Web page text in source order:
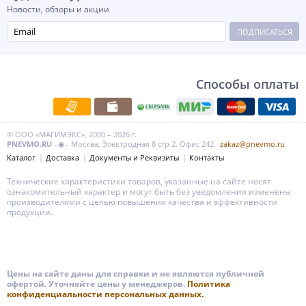
Новости, обзоры и акции
ПОДПИСАТЬСЯ
Способы оплаты
© ООО «МАГИМЭКС», 2000 – 2026 г.
PNEVMO.RU –◉– Москва, Электродная 8 стр 2. Офис 242. zakaz@pnevmo.ru
Каталог
Доставка Документы и Реквизиты Контакты
Технические характеристики товаров, указанные на сайте носят
ознакомительный характер и могут быть без уведомления изменены
производителями с целью повышения качества и эффективности
продукции.
Цены на сайте даны для справки и не являются публичной
офертой. Уточняйте цены у менеджеров. Политика
конфиденциальности персональных данных.